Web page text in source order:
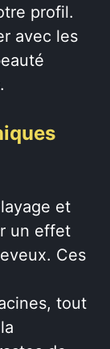
profil.
avec les
et
un effet
Ces
tout